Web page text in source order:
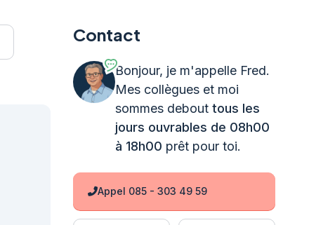
Contact
Bonjour, je m'appelle Fred.
Mes collègues et moi
sommes debout tous les
jours ouvrables de 08h00
à 18h00 prêt pour toi.
Appel 085 - 303 49 59